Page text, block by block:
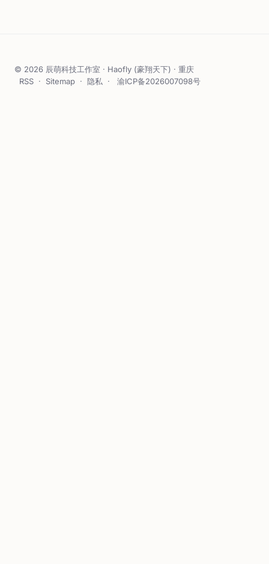
© 2026 辰萌科技工作室 · Haofly (豪翔天下) · 重庆
RSS · Sitemap · 隐私 · 渝ICP备2026007098号